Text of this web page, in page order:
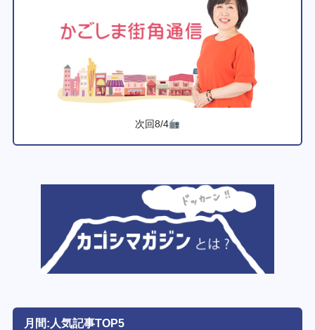
次回8/4
月間:人気記事TOP5